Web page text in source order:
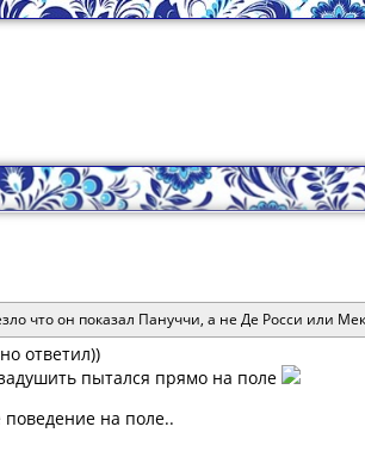
что он показал Пануччи, а не Де Росси или
ответил))
пытался прямо на поле
поведение на поле..